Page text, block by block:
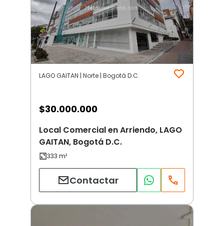
LAGO GAITAN | Norte | Bogotá D.C.
$30.000.000
Local Comercial en Arriendo, LAGO
GAITAN, Bogotá D.C.
Contactar